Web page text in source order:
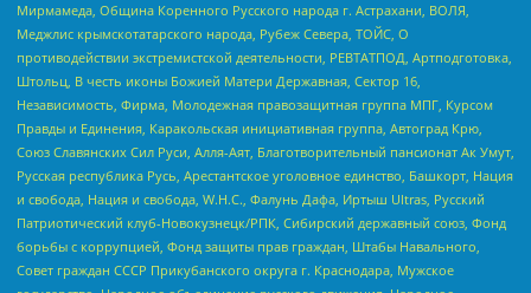
Мирмамеда, Община Коренного Русского народа г. Астрахани, ВОЛЯ,
Меджлис крымскотатарского народа, Рубеж Севера, ТОЙС, О
противодействии экстремистской деятельности, РЕВТАТПОД, Артподготовка,
Штольц, В честь иконы Божией Матери Державная, Сектор 16,
Независимость, Фирма, Молодежная правозащитная группа МПГ, Курсом
Правды и Единения, Каракольская инициативная группа, Автоград Крю,
Союз Славянских Сил Руси, Алля-Аят, Благотворительный пансионат Ак Умут,
Русская республика Русь, Арестантское уголовное единство, Башкорт, Нация
и свобода, Нация и свобода, W.H.С., Фалунь Дафа, Иртыш Ultras, Русский
Патриотический клуб-Новокузнецк/РПК, Сибирский державный союз, Фонд
борьбы с коррупцией, Фонд защиты прав граждан, Штабы Навального,
Совет граждан СССР Прикубанского округа г. Краснодара, Мужское